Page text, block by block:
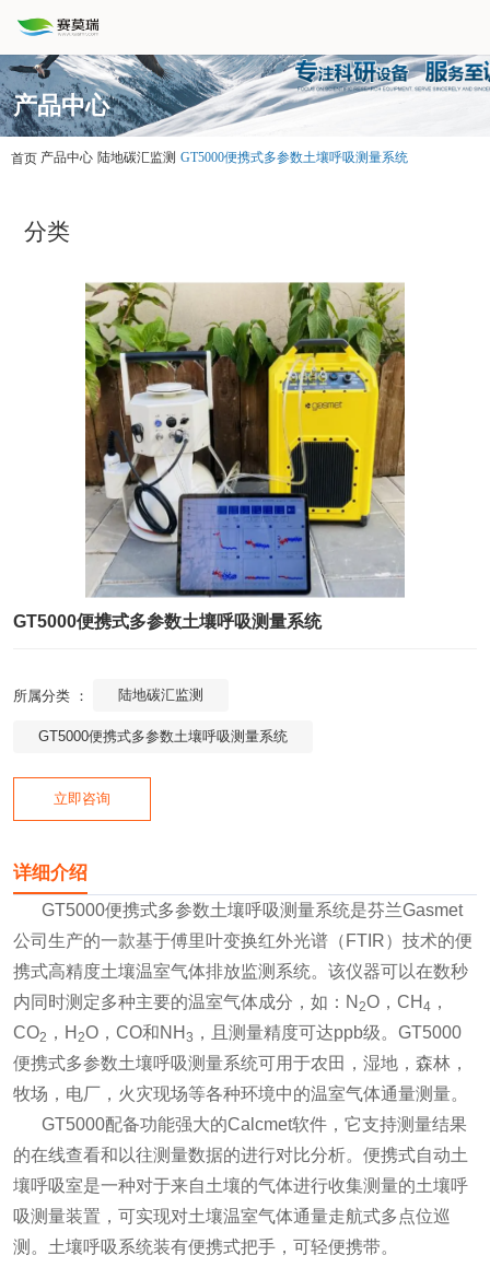
产品中心
首页 产品中心 陆地碳汇监测 GT5000便携式多参数土壤呼吸测量系统
分类
GT5000便携式多参数土壤呼吸测量系统
所属分类 ： 陆地碳汇监测
GT5000便携式多参数土壤呼吸测量系统
立即咨询
详细介绍
GT5000便携式多参数土壤呼吸测量系统是芬兰Gasmet
公司生产的一款基于傅里叶变换红外光谱（FTIR）技术的便
携式高精度土壤温室气体排放监测系统。该仪器可以在数秒
内同时测定多种主要的温室气体成分，如：N 2O，CH 4 ，
CO2 ，H 2O，CO和NH 3 ，且测量精度可达ppb级。GT5000
便携式多参数土壤呼吸测量系统可用于农田，湿地，森林，
牧场，电厂，火灾现场等各种环境中的温室气体通量测量。
GT5000配备功能强大的Calcmet软件，它支持测量结果
的在线查看和以往测量数据的进行对比分析。便携式自动土
壤呼吸室是一种对于来自土壤的气体进行收集测量的土壤呼
吸测量装置，可实现对土壤温室气体通量走航式多点位巡
测。土壤呼吸系统装有便携式把手，可轻便携带。